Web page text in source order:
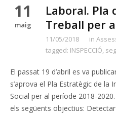
11
maig
Laboral. Pla
Treball per
11/05/2018 in
tagged: INSPECCIÓ,
El passat 19 d’abril es va
s’aprova el Pla Estratègic de la
Social per al període 2018-
els següents objectius: